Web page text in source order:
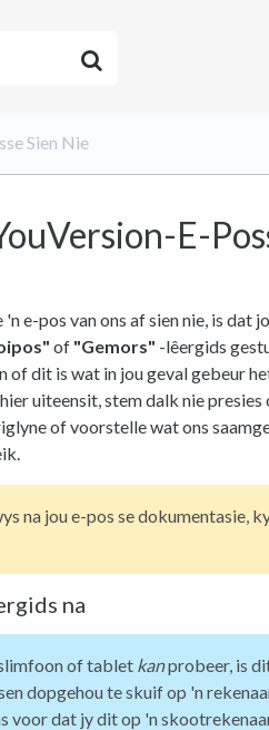
Sien Nie
E-
e-pos van ons af sien nie, is dat
of "Gemors" -lêergids
of dit is wat in jou geval gebeur
uiteensit, stem dalk nie presies
of voorstelle wat ons
na jou e-pos se dokumentasie,
na
of tablet kanprobeer, is
dopgehou te skuif op 'n
voor dat jy dit op 'n